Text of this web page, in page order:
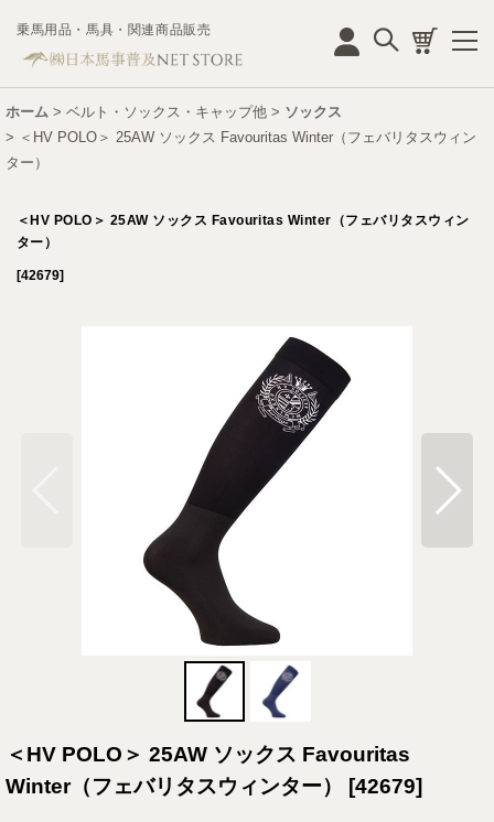
乗馬用品・馬具・関連商品販売
ホーム > ベルト・ソックス・キャップ他 > ソックス
> ＜HV POLO＞ 25AW ソックス Favouritas Winter（フェバリタスウィン
ター）
＜HV POLO＞ 25AW ソックス Favouritas Winter（フェバリタスウィン
ター）
[42679]
＜HV POLO＞ 25AW ソックス Favouritas
Winter（フェバリタスウィンター）
[42679]